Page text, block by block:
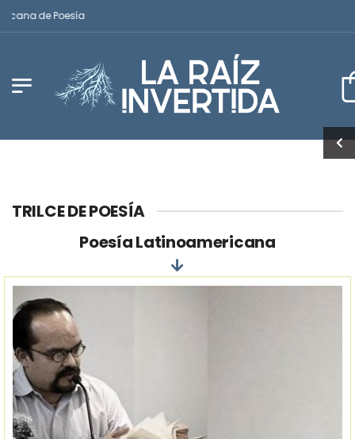
de Poesía
TRILCE DE POESÍA
Poesía Latinoamericana